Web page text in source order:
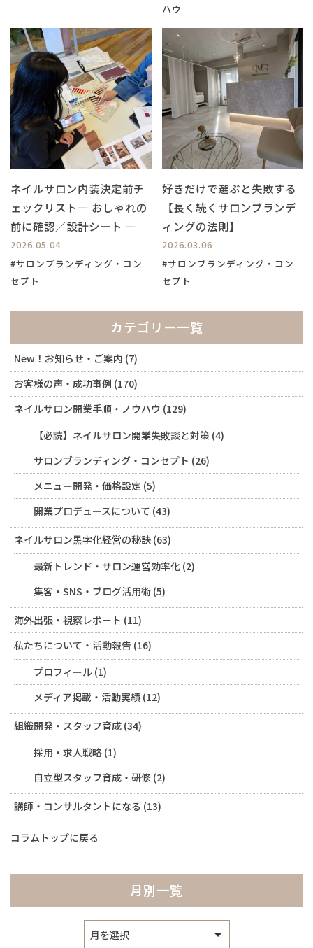
ハウ
ネイルサロン内装決定前チ
ェックリスト― おしゃれの
前に確認／設計シート ―
2026.05.04
#サロンブランディング・コン
セプト
好きだけで選ぶと失敗する
【長く続くサロンブランデ
ィングの法則】
2026.03.06
#サロンブランディング・コン
セプト
カテゴリー一覧
New！お知らせ・ご案内 (7)
お客様の声・成功事例 (170)
ネイルサロン開業手順・ノウハウ (129)
【必読】ネイルサロン開業失敗談と対策 (4)
サロンブランディング・コンセプト (26)
メニュー開発・価格設定 (5)
開業プロデュースについて (43)
ネイルサロン黒字化経営の秘訣 (63)
最新トレンド・サロン運営効率化 (2)
集客・SNS・ブログ活用術 (5)
海外出張・視察レポート (11)
私たちについて・活動報告 (16)
プロフィール (1)
メディア掲載・活動実績 (12)
組織開発・スタッフ育成 (34)
採用・求人戦略 (1)
自立型スタッフ育成・研修 (2)
講師・コンサルタントになる (13)
コラムトップに戻る
月別一覧